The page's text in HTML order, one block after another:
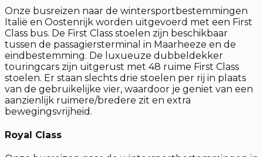
Onze busreizen naar de wintersportbestemmingen
Italië en Oostenrijk worden uitgevoerd met een First
Class bus. De First Class stoelen zijn beschikbaar
tussen de passagiersterminal in Maarheeze en de
eindbestemming. De luxueuze dubbeldekker
touringcars zijn uitgerust met 48 ruime First Class
stoelen. Er staan slechts drie stoelen per rij in plaats
van de gebruikelijke vier, waardoor je geniet van een
aanzienlijk ruimere/bredere zit en extra
bewegingsvrijheid.
Royal Class